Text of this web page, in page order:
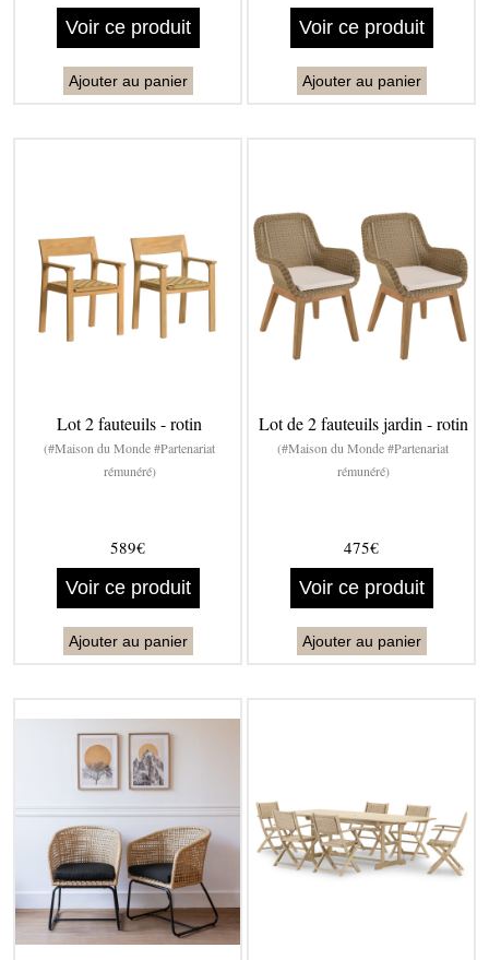
Voir ce produit
Ajouter au panier
Voir ce produit
Ajouter au panier
Lot 2 fauteuils - rotin
(#Maison du Monde #Partenariat
rémunéré)
589€
Voir ce produit
Ajouter au panier
Lot de 2 fauteuils jardin - rotin
(#Maison du Monde #Partenariat
rémunéré)
475€
Voir ce produit
Ajouter au panier